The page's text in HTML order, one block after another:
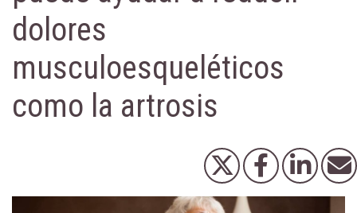
dolores
musculoesqueléticos
como la artrosis